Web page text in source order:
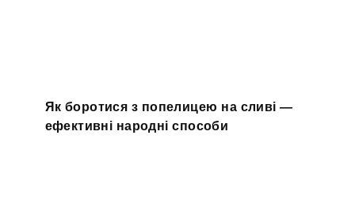
Як боротися з попелицею на сливі —
ефективні народні способи